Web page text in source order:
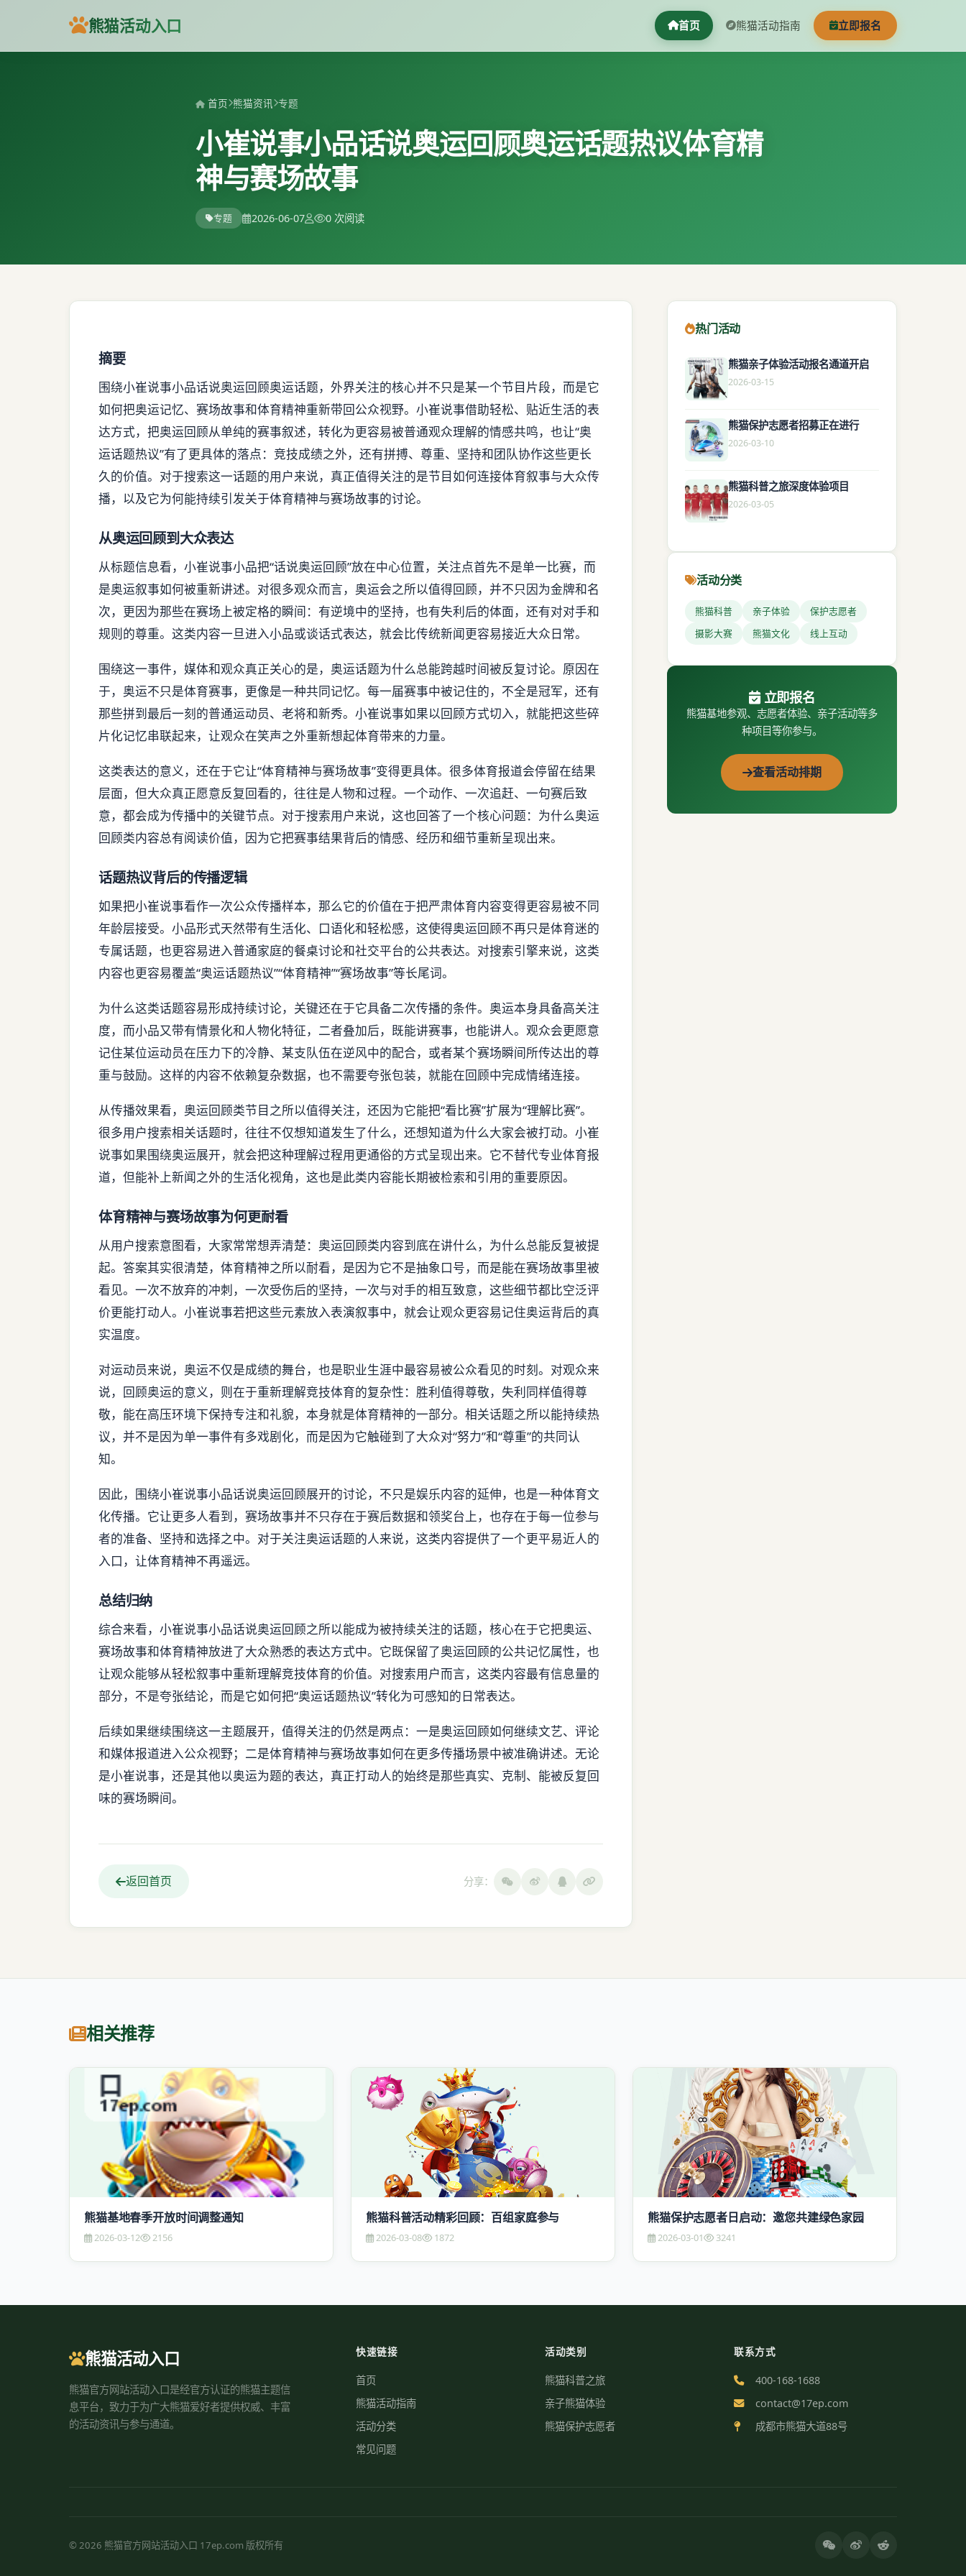
熊猫活动入口 首页 熊猫活动指南 立即报名
首页 熊猫资讯 专题
小崔说事小品话说奥运回顾奥运话题热议体育精
神与赛场故事
专题 2026-06-07 0 次阅读
摘要
围绕小崔说事小品话说奥运回顾奥运话题，外界关注的核心并不只是某一个节目片段，而是它
如何把奥运记忆、赛场故事和体育精神重新带回公众视野。小崔说事借助轻松、贴近生活的表
达方式，把奥运回顾从单纯的赛事叙述，转化为更容易被普通观众理解的情感共鸣，也让“奥
运话题热议”有了更具体的落点：竞技成绩之外，还有拼搏、尊重、坚持和团队协作这些更长
久的价值。对于搜索这一话题的用户来说，真正值得关注的是节目如何连接体育叙事与大众传
播，以及它为何能持续引发关于体育精神与赛场故事的讨论。
从奥运回顾到大众表达
从标题信息看，小崔说事小品把“话说奥运回顾”放在中心位置，关注点首先不是单一比赛，而
是奥运叙事如何被重新讲述。对很多观众而言，奥运会之所以值得回顾，并不只因为金牌和名
次，更因为那些在赛场上被定格的瞬间：有逆境中的坚持，也有失利后的体面，还有对对手和
规则的尊重。这类内容一旦进入小品或谈话式表达，就会比传统新闻更容易接近大众日常。
围绕这一事件，媒体和观众真正关心的是，奥运话题为什么总能跨越时间被反复讨论。原因在
于，奥运不只是体育赛事，更像是一种共同记忆。每一届赛事中被记住的，不全是冠军，还有
那些拼到最后一刻的普通运动员、老将和新秀。小崔说事如果以回顾方式切入，就能把这些碎
片化记忆串联起来，让观众在笑声之外重新想起体育带来的力量。
这类表达的意义，还在于它让“体育精神与赛场故事”变得更具体。很多体育报道会停留在结果
层面，但大众真正愿意反复回看的，往往是人物和过程。一个动作、一次追赶、一句赛后致
意，都会成为传播中的关键节点。对于搜索用户来说，这也回答了一个核心问题：为什么奥运
回顾类内容总有阅读价值，因为它把赛事结果背后的情感、经历和细节重新呈现出来。
话题热议背后的传播逻辑
如果把小崔说事看作一次公众传播样本，那么它的价值在于把严肃体育内容变得更容易被不同
年龄层接受。小品形式天然带有生活化、口语化和轻松感，这使得奥运回顾不再只是体育迷的
专属话题，也更容易进入普通家庭的餐桌讨论和社交平台的公共表达。对搜索引擎来说，这类
内容也更容易覆盖“奥运话题热议”“体育精神”“赛场故事”等长尾词。
为什么这类话题容易形成持续讨论，关键还在于它具备二次传播的条件。奥运本身具备高关注
度，而小品又带有情景化和人物化特征，二者叠加后，既能讲赛事，也能讲人。观众会更愿意
记住某位运动员在压力下的冷静、某支队伍在逆风中的配合，或者某个赛场瞬间所传达出的尊
重与鼓励。这样的内容不依赖复杂数据，也不需要夸张包装，就能在回顾中完成情绪连接。
从传播效果看，奥运回顾类节目之所以值得关注，还因为它能把“看比赛”扩展为“理解比赛”。
很多用户搜索相关话题时，往往不仅想知道发生了什么，还想知道为什么大家会被打动。小崔
说事如果围绕奥运展开，就会把这种理解过程用更通俗的方式呈现出来。它不替代专业体育报
道，但能补上新闻之外的生活化视角，这也是此类内容能长期被检索和引用的重要原因。
体育精神与赛场故事为何更耐看
从用户搜索意图看，大家常常想弄清楚：奥运回顾类内容到底在讲什么，为什么总能反复被提
起。答案其实很清楚，体育精神之所以耐看，是因为它不是抽象口号，而是能在赛场故事里被
看见。一次不放弃的冲刺，一次受伤后的坚持，一次与对手的相互致意，这些细节都比空泛评
价更能打动人。小崔说事若把这些元素放入表演叙事中，就会让观众更容易记住奥运背后的真
实温度。
对运动员来说，奥运不仅是成绩的舞台，也是职业生涯中最容易被公众看见的时刻。对观众来
说，回顾奥运的意义，则在于重新理解竞技体育的复杂性：胜利值得尊敬，失利同样值得尊
敬，能在高压环境下保持专注和礼貌，本身就是体育精神的一部分。相关话题之所以能持续热
议，并不是因为单一事件有多戏剧化，而是因为它触碰到了大众对“努力”和“尊重”的共同认
知。
因此，围绕小崔说事小品话说奥运回顾展开的讨论，不只是娱乐内容的延伸，也是一种体育文
化传播。它让更多人看到，赛场故事并不只存在于赛后数据和领奖台上，也存在于每一位参与
者的准备、坚持和选择之中。对于关注奥运话题的人来说，这类内容提供了一个更平易近人的
入口，让体育精神不再遥远。
总结归纳
综合来看，小崔说事小品话说奥运回顾之所以能成为被持续关注的话题，核心在于它把奥运、
赛场故事和体育精神放进了大众熟悉的表达方式中。它既保留了奥运回顾的公共记忆属性，也
让观众能够从轻松叙事中重新理解竞技体育的价值。对搜索用户而言，这类内容最有信息量的
部分，不是夸张结论，而是它如何把“奥运话题热议”转化为可感知的日常表达。
后续如果继续围绕这一主题展开，值得关注的仍然是两点：一是奥运回顾如何继续文艺、评论
和媒体报道进入公众视野；二是体育精神与赛场故事如何在更多传播场景中被准确讲述。无论
是小崔说事，还是其他以奥运为题的表达，真正打动人的始终是那些真实、克制、能被反复回
味的赛场瞬间。
返回首页 分享：
热门活动
熊猫亲子体验活动报名通道开启
2026-03-15
熊猫保护志愿者招募正在进行
2026-03-10
熊猫科普之旅深度体验项目
2026-03-05
活动分类
熊猫科普 亲子体验
保护志愿者
摄影大赛
熊猫文化 线上互动
立即报名
熊猫基地参观、志愿者体验、亲子活动等多
种项目等你参与。
查看活动排期
相关推荐
熊猫基地春季开放时间调整通知
2026-03-12 2156
熊猫科普活动精彩回顾：百组家庭参与
2026-03-08 1872
熊猫保护志愿者日启动：邀您共建绿色家园
2026-03-01 3241
熊猫活动入口
熊猫官方网站活动入口是经官方认证的熊猫主题信
息平台，致力于为广大熊猫爱好者提供权威、丰富
的活动资讯与参与通道。
快速链接
首页
熊猫活动指南
活动分类
常见问题
活动类别
熊猫科普之旅
亲子熊猫体验
熊猫保护志愿者
联系方式
400-168-1688
contact@17ep.com
成都市熊猫大道88号
© 2026 熊猫官方网站活动入口 17ep.com 版权所有